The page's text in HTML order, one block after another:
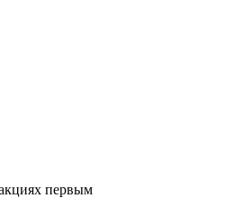
первым